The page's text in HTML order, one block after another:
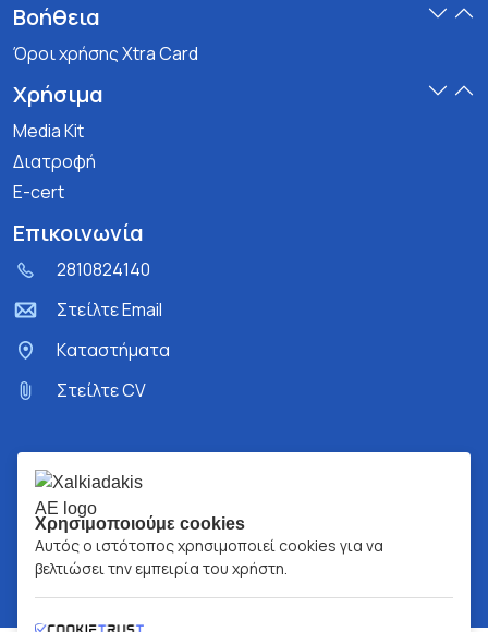
Βοήθεια
Όροι χρήσης Xtra Card
Χρήσιμα
Media Kit
Διατροφή
E-cert
Επικοινωνία
2810824140
Στείλτε Email
Kαταστήματα
Στείλτε CV
Χρησιμοποιούμε cookies
Αυτός ο ιστότοπος χρησιμοποιεί cookies για να
βελτιώσει την εμπειρία του χρήστη.